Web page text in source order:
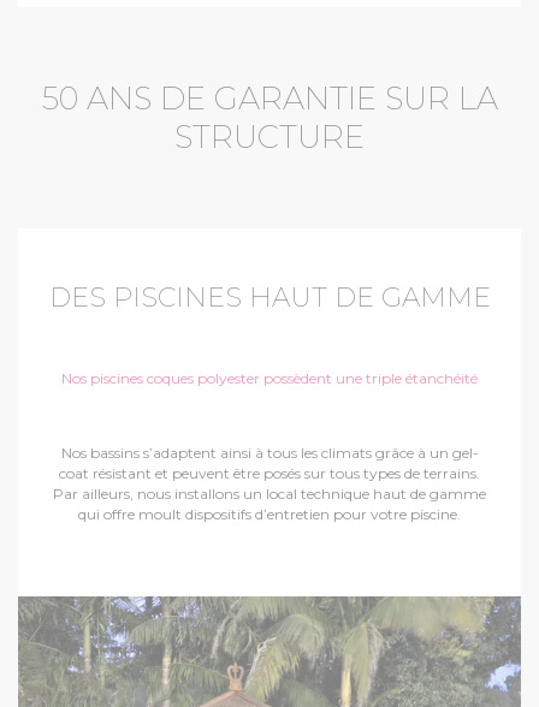
50 ANS DE GARANTIE SUR LA
STRUCTURE
DES PISCINES HAUT DE GAMME
Nos piscines coques polyester possèdent une triple étanchéité
Nos bassins s’adaptent ainsi à tous les climats grâce à un gel-
coat résistant et peuvent être posés sur tous types de terrains.
Par ailleurs, nous installons un local technique haut de gamme
qui offre moult dispositifs d’entretien pour votre piscine.